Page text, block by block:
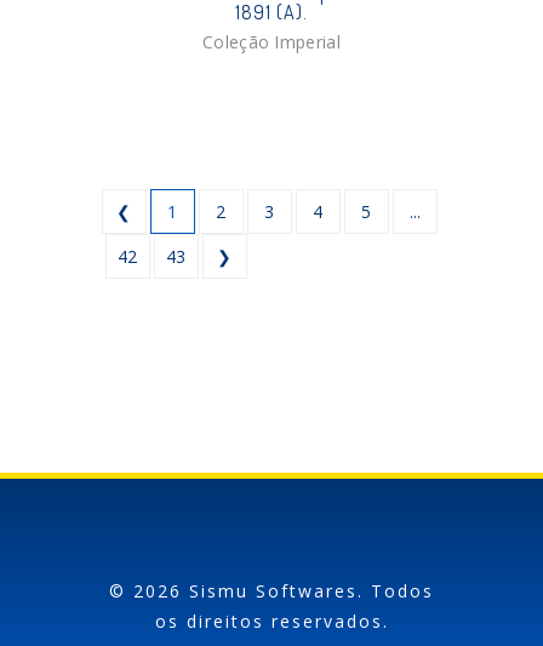
1891 (A).
Coleção Imperial
❮ 1 2 3 4 5
...
42
43 ❯
© 2026 Sismu Softwares. Todos
os direitos reservados.